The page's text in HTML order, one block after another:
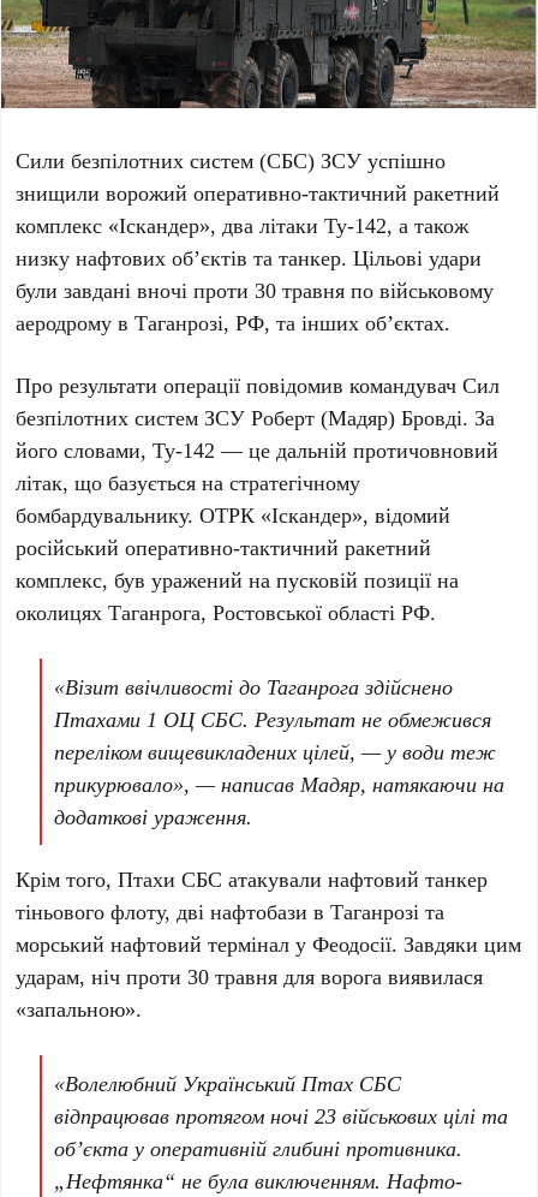
Сили безпілотних систем (СБС) ЗСУ успішно
знищили ворожий оперативно-тактичний ракетний
комплекс «Іскандер», два літакиТу-142, а також
низку нафтових об’єктів та танкер. Цільові удари
були завдані вночі проти30 травня по військовому
аеродрому вТаганрозі, РФ, та інших об’єктах.
Про результати операції повідомив командувач Сил
безпілотних систем ЗСУРоберт (Мадяр) Бровді. За
його словами,Ту-142 — це дальній протичовновий
літак, що базується на стратегічному
бомбардувальнику. ОТРК «Іскандер», відомий
російський оперативно-тактичний ракетний
комплекс, був уражений на пусковій позиції на
околицяхТаганрога,Ростовської області РФ.
«Візит ввічливості до Таганрога здійснено
Птахами1 ОЦ СБС. Результат не обмежився
переліком вищевикладених цілей, — у води теж
прикурювало», — написавМадяр, натякаючи на
додаткові ураження.
Крім того,Птахи СБС атакували нафтовий танкер
тіньового флоту, дві нафтобази вТаганрозі та
морський нафтовий термінал уФеодосії. Завдяки цим
ударам, ніч проти30 травня для ворога виявилася
«запальною».
«Волелюбний Український Птах СБС
відпрацював протягом ночі23 військових цілі та
обʼєкта у оперативній глибині противника.
„Нефтянка“ не була виключенням. Нафто-